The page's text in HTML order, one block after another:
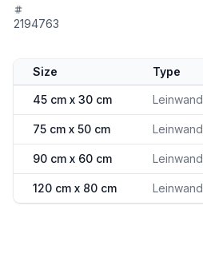
2194763
Size Type
45 cm x 30 cm Leinwand
75 cm x 50 cm Leinwand
90 cm x 60 cm Leinwand
120 cm x 80 cm Leinwand